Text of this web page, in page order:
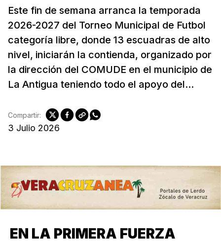
Este fin de semana arranca la temporada
2026-2027 del Torneo Municipal de Futbol
categoría libre, donde 13 escuadras de alto
nivel, iniciarán la contienda, organizado por
la dirección del COMUDE en el municipio de
La Antigua teniendo todo el apoyo del...
3 Julio 2026
Compartir:
EN LA PRIMERA FUERZA